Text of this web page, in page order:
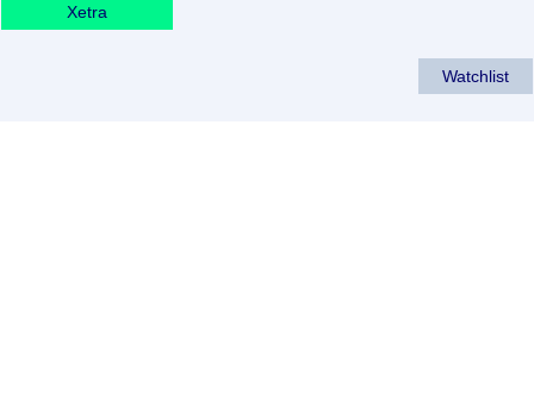
Xetra
Watchlist